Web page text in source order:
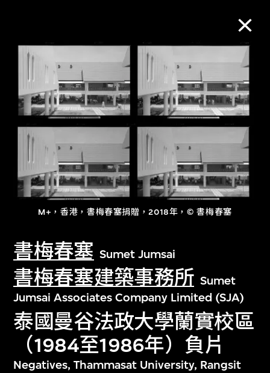
M+，香港，書梅春塞捐贈，2018年，© 書梅春塞
書梅春塞 Sumet Jumsai
書梅春塞建築事務所 Sumet
Jumsai Associates Company Limited (SJA)
泰國曼谷法政大學蘭實校區
（1984至1986年）負片
Negatives, Thammasat University, Rangsit
M+藏品
進一步篩選 搜索
關於M+藏品
文化藏品。